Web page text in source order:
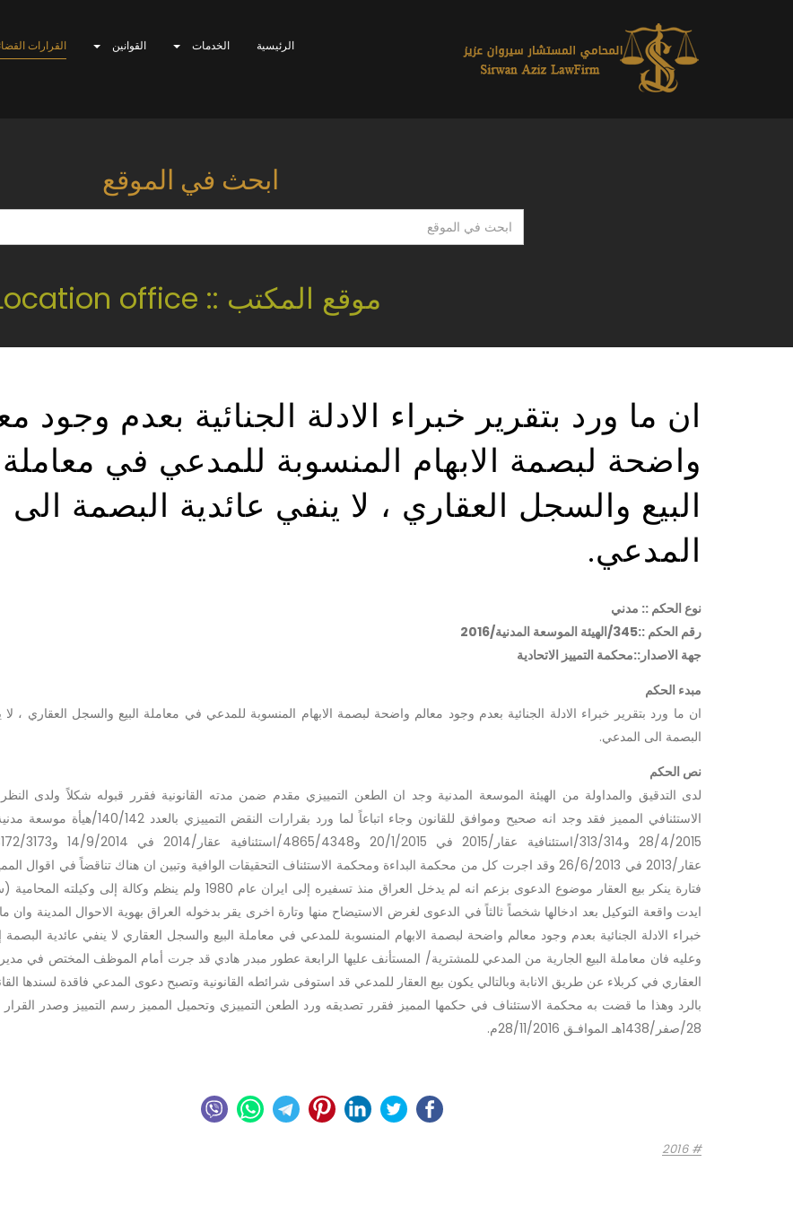
الرئيسية الخدمات القوانين القرارات
ابحث في الموقع
ابحث
في
موقع المكتب :: Location office
ان ما ورد بتقرير خبراء الادلة الجنائية بعدم وجود
واضحة لبصمة الابهام المنسوبة للمدعي في معاملة
البيع والسجل العقاري ، لا ينفي عائدية البصمة الى
المدعي.
نوع الحكم :: مدني
رقم الحكم ::345/الهيئة الموسعة المدنية/2016
جهة الاصدار::محكمة التمييز الاتحادية
مبدء الحكم
ان ما ورد بتقرير خبراء الادلة الجنائية بعدم وجود معالم واضحة لبصمة الابهام المنسوبة للمدعي في معاملة البيع والسجل العقاري ، لا
البصمة الى المدعي.
نص الحكم
لدى التدقيق والمداولة من الهيئة الموسعة المدنية وجد ان الطعن التمييزي مقدم ضمن مدته القانونية فقرر قبوله شكلاً ولدى
عقار/2013 في 26/6/2013 وقد اجرت كل من محكمة البداءة ومحكمة الاستئناف التحقيقات الوافية وتبين ان هناك تناقضاً في اقوال
فتارة ينكر بيع العقار موضوع الدعوى بزعم انه لم يدخل العراق منذ تسفيره إلى ايران عام 1980 ولم ينظم
ايدت واقعة التوكيل بعد ادخالها شخصاً ثالثاً في الدعوى لغرض الاستيضاح منها وتارة اخرى يقر بدخوله العراق بهوية الاحوال المدينة وان
خبراء الادلة الجنائية بعدم وجود معالم واضحة لبصمة الابهام المنسوبة للمدعي في معاملة البيع والسجل العقاري لا ينفي عائدية
وعليه فان معاملة البيع الجارية من المدعي للمشترية/ المستأنف عليها الرابعة عطور مبدر هادي قد جرت أمام الموظف المختص في
العقاري في كربلاء عن طريق الانابة وبالتالي يكون بيع العقار للمدعي قد استوفى شرائطه القانونية وتصبح دعوى المدعي فاقدة لسندها
بالرد وهذا ما قضت به محكمة الاستئناف في حكمها المميز فقرر تصديقه ورد الطعن التمييزي وتحميل المميز رسم التمييز وصدر القرار
28/صفر/1438هـ الموافـق 28/11/2016م.
2016